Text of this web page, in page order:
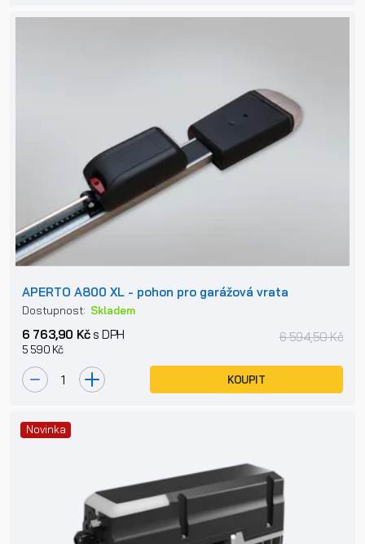
APERTO A800 XL - pohon pro garážová vrata
Dostupnost: Skladem
6 763,90 Kčs DPH
5 590 Kč
6 594,50 Kč
KOUPIT
Novinka